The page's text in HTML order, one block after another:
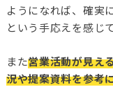
ようになれば、確実
という手応えを感じ
また営業活動が見え
況や提案資料を参考